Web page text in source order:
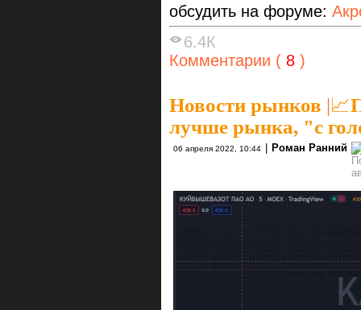
обсудить на форуме:
6.4К
Комментарии ( 8 )
Новости рынков |
лучше рынка, "с
06 апреля 2022, 10:44 Роман Ранний